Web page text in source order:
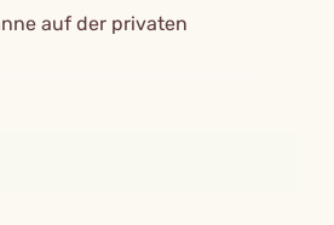
auf der privaten